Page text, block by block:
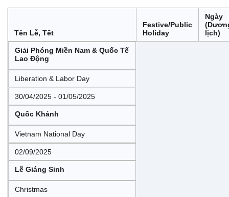
Tên Lễ, Tết
Festive/Public
Holiday
Ngày
lịch)
Giải Phóng Miền Nam & Quốc Tế
Lao Động
Liberation & Labor Day
30/04/2025 - 01/05/2025
Quốc Khánh
Vietnam National Day
02/09/2025
Lễ Giáng Sinh
Christmas